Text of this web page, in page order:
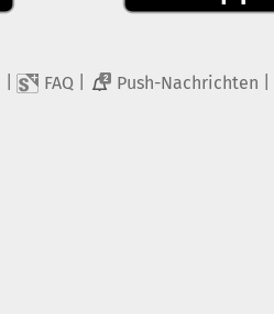
FAQ 2 Push-Nachrichten